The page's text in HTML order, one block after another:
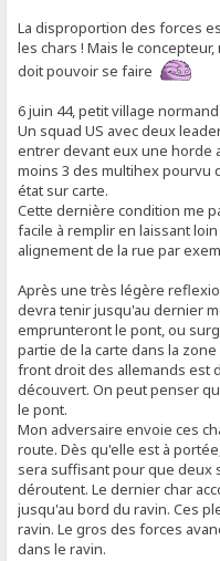
La disproportion des forces
les chars ! Mais le
doit pouvoir se faire
6 juin 44, petit village
Un squad US avec deux
entrer devant eux une horde
moins 3 des multihex pourvu
état sur carte.
Cette dernière condition me
facile à remplir en laissant
alignement de la rue par
Après une très légère
devra tenir jusqu'au dernier
emprunteront le pont, ou
partie de la carte dans la
front droit des allemands est
découvert. On peut penser
le pont.
Mon adversaire envoie ces
route. Dès qu'elle est à
sera suffisant pour que deux
déroutent. Le dernier char
jusqu'au bord du ravin. Ces
ravin. Le gros des forces
dans le ravin.